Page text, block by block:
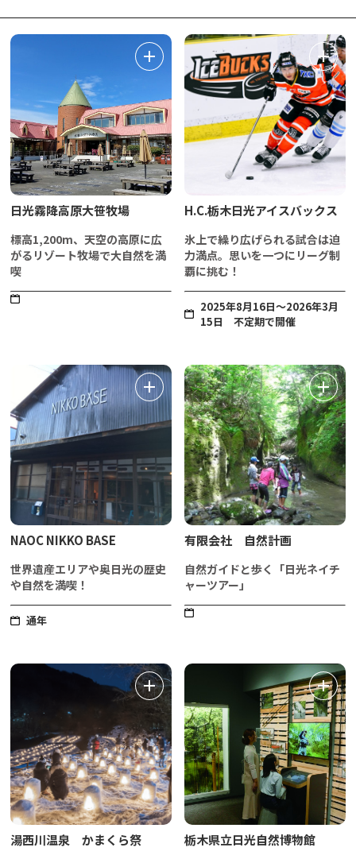
日光霧降高原大笹牧場
標高1,200m、天空の高原に広
がるリゾート牧場で大自然を満
喫
H.C.栃木日光アイスバックス
氷上で繰り広げられる試合は迫
力満点。思いを一つにリーグ制
覇に挑む！
2025年8月16日～2026年3月
15日 不定期で開催
NAOC NIKKO BASE
世界遺産エリアや奥日光の歴史
や自然を満喫！
通年
有限会社 自然計画
自然ガイドと歩く「日光ネイチ
ャーツアー」
湯西川温泉 かまくら祭 栃木県立日光自然博物館